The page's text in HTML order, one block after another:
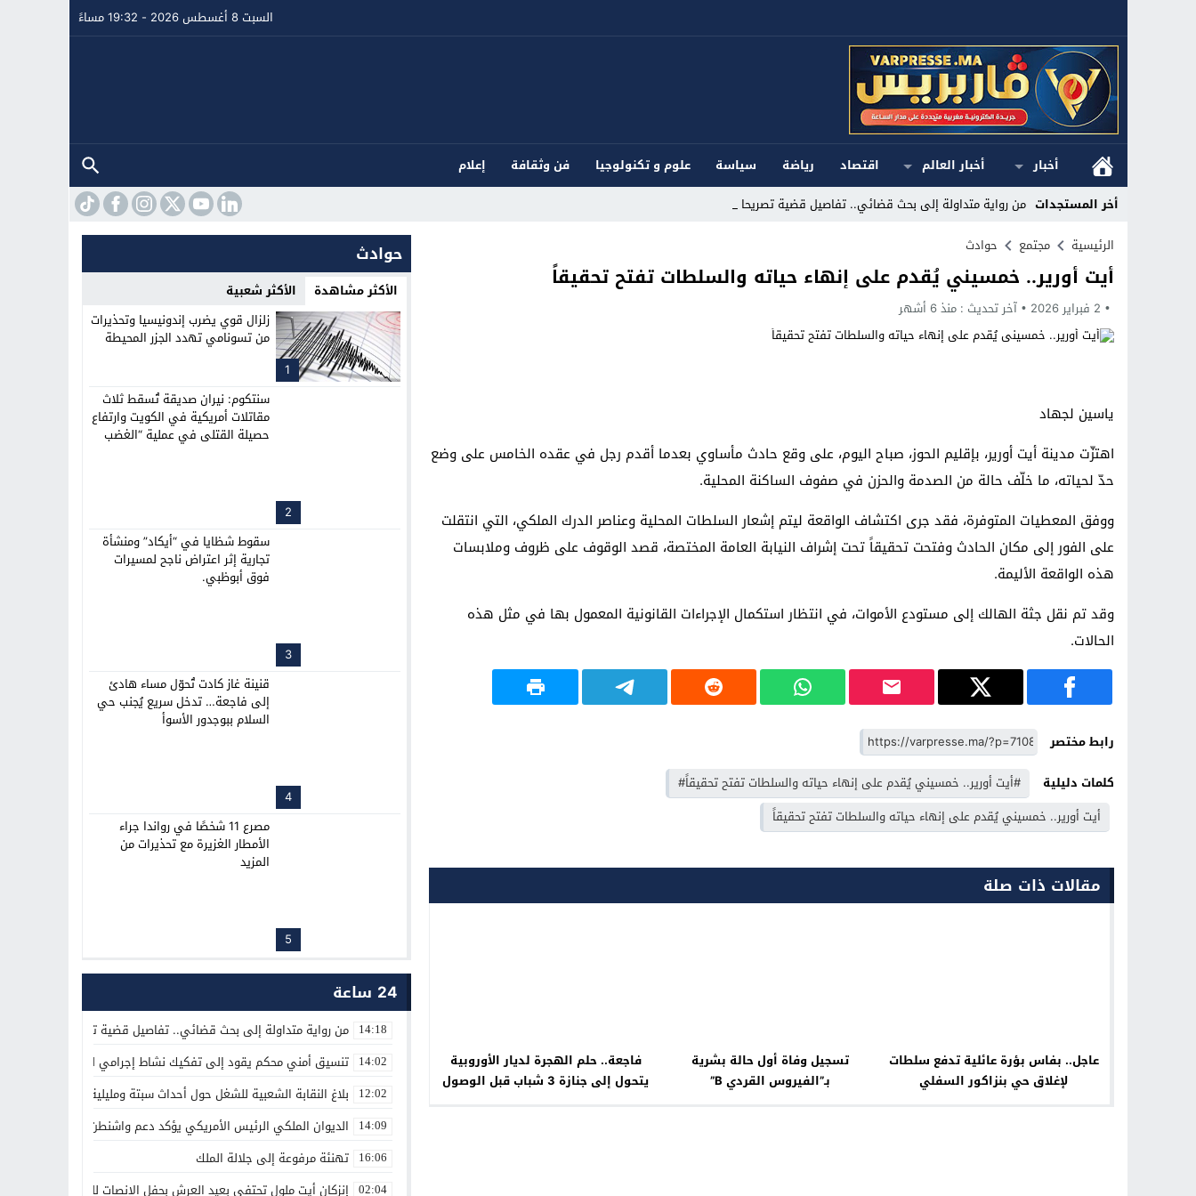
السبت 8 أغسطس 2026 - 19:32 مساءً
أخبار أخبار العالم اقتصاد رياضة سياسة علوم و تكنولوجيا فن وثقافة
إعلام
أخر المستجدات من رواية متداولة إلى بحث قضائي.. تفاصيل قضية تصريحات اله_
Stop
Previous
Next
الرئيسية مجتمع حوادث
أيت أورير.. خمسيني يُقدم على إنهاء حياته والسلطات تفتح تحقيقاً
2 فبراير 2026 آخر تحديث : منذ 6 أشهر
ياسين لجهاد
اهتزّت مدينة أيت أورير، بإقليم الحوز، صباح اليوم، على وقع حادث مأساوي بعدما أقدم رجل في عقده الخامس على وضع
حدّ لحياته، ما خلّف حالة من الصدمة والحزن في صفوف الساكنة المحلية.
ووفق المعطيات المتوفرة، فقد جرى اكتشاف الواقعة ليتم إشعار السلطات المحلية وعناصر الدرك الملكي، التي انتقلت
على الفور إلى مكان الحادث وفتحت تحقيقاً تحت إشراف النيابة العامة المختصة، قصد الوقوف على ظروف وملابسات
هذه الواقعة الأليمة.
وقد تم نقل جثة الهالك إلى مستودع الأموات، في انتظار استكمال الإجراءات القانونية المعمول بها في مثل هذه
الحالات.
رابط مختصر
كلمات دليلية
#أيت أورير.. خمسيني يُقدم على إنهاء حياته والسلطات تفتح تحقيقاً#
أيت أورير.. خمسيني يُقدم على إنهاء حياته والسلطات تفتح تحقيقاً
مقالات ذات صلة
عاجل.. بفاس بؤرة عائلية تدفع سلطات
لإغلاق حي بنزاكور السفلي
تسجيل وفاة أول حالة بشرية
بـ”الفيروس القردي B”
فاجعة.. حلم الهجرة لديار الأوروبية
يتحول إلى جنازة 3 شباب قبل الوصول
حوادث
الأكثر مشاهدة الأكثر شعبية
1
زلزال قوي يضرب إندونيسيا وتحذيرات
من تسونامي تهدد الجزر المحيطة
2
سنتكوم: نيران صديقة تُسقط ثلاث
مقاتلات أمريكية في الكويت وارتفاع
حصيلة القتلى في عملية “الغضب
3
سقوط شظايا في “أيكاد” ومنشأة
تجارية إثر اعتراض ناجح لمسيرات
فوق أبوظبي.
4
قنينة غاز كادت تُحوّل مساء هادئ
إلى فاجعة… تدخل سريع يُجنب حي
السلام ببوجدور الأسوأ
5
مصرع 11 شخصًا في رواندا جراء
الأمطار الغزيرة مع تحذيرات من
المزيد
24 ساعة
14:18 من رواية متداولة إلى بحث قضائي.. تفاصيل قضية تصريحات الهجرة
14:02 تنسيق أمني محكم يقود إلى تفكيك نشاط إجرامي لترويج المؤثرات
12:02 بلاغ النقابة الشعبية للشغل حول أحداث سبتة ومليلية
14:09 الديوان الملكي الرئيس الأمريكي يؤكد دعم واشنطن الكامل لمغربية
16:06 تهنئة مرفوعة إلى جلالة الملك
02:04 إنزكان أيت ملول تحتفي بعيد العرش بحفل الإنصات للخطاب الملكي